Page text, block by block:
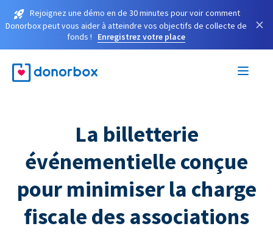
Rejoignez une démo en de 30 minutes pour voir comment
Donorbox peut vous aider à atteindre vos objectifs de collecte de
fonds !
Enregistrez votre place
×
La billetterie
événementielle conçue
pour minimiser la charge
fiscale des associations